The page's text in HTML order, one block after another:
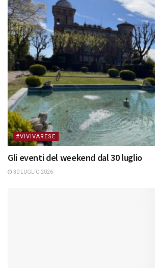
#VIVIVARESE
Gli eventi del weekend dal 30 luglio
30 LUGLIO 2026